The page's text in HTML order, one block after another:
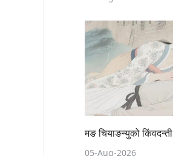
मङ चियाङन्युको किंवदन्ती
05-Aug-2026